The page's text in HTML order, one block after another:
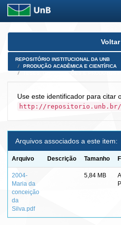
Skip
Voltar
REPOSITÓRIO INSTITUCIONAL DA UNB
PRODUÇÃO ACADÊMICA E CIENTÍFICA
Use este identificador para citar
http://repositorio.unb.br/
Arquivos associados a este item:
Arquivo Descrição Tamanho
2004-
Maria da
conceição
da
Silva.pdf
5,84 MB